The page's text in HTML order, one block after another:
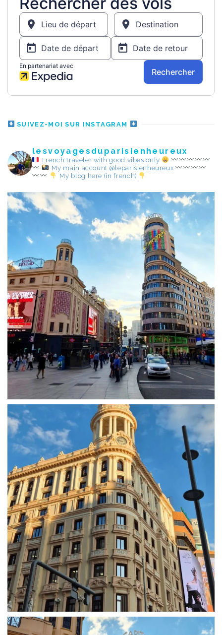
SUIVEZ-MOI SUR INSTAGRAM
lesvoyagesduparisienheureux
French traveler with good vibes only
My main account @leparisienheureux
My blog here (in french)